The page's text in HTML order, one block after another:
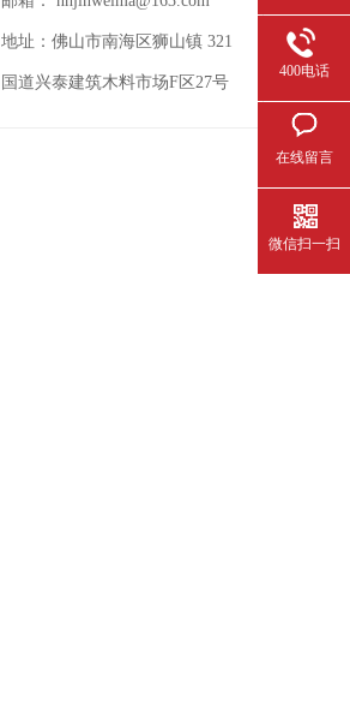
地址： 佛山市南海区狮山镇 321
国道兴泰建筑木料市场F区27号
400电话
在线留言
微信扫一扫